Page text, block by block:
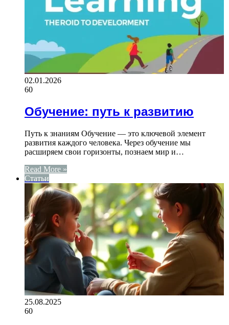
02.01.2026
60
Обучение: путь к развитию
Путь к знаниям Обучение — это ключевой элемент
развития каждого человека. Через обучение мы
расширяем свои горизонты, познаем мир и…
Read More »
Статьи
25.08.2025
60